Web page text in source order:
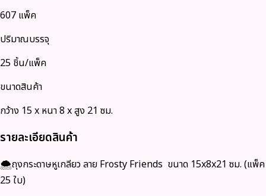
607 แพ็ค
ปริมาณบรรจุ
25 ชิ้น/แพ็ค
ขนาดสินค้า
กว้าง 15 x หนา 8 x สูง 21 ซม.
รายละเอียดสินค้า
🌨️ถุงกระดาษหูเกลียวลาย Frosty Friends ขนาด 15x8x21 ซม. (แพ็ค
25 ใบ)